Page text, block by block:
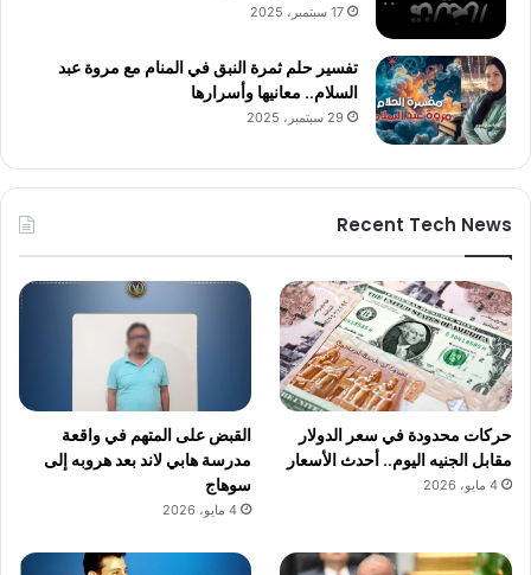
17 سبتمبر، 2025
تفسير حلم ثمرة النبق في المنام مع مروة عبد
السلام.. معانيها وأسرارها
29 سبتمبر، 2025
Recent Tech News
حركات محدودة في سعر الدولار
مقابل الجنيه اليوم.. أحدث الأسعار
4 مايو، 2026
القبض على المتهم في واقعة
مدرسة هابي لاند بعد هروبه إلى
سوهاج
4 مايو، 2026